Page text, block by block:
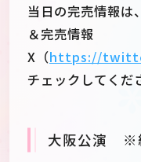
当日の完売情報は
＆完売情報
X（https://
チェックしてくだ
大阪公演 ※